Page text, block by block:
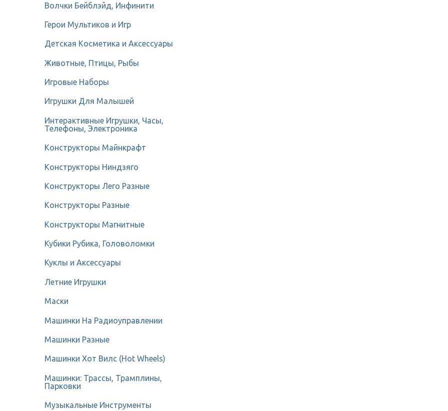
Волчки Бейблэйд, Инфинити
Герои Мультиков и Игр
Детcкая Косметика и Аксессуары
Животные, Птицы, Рыбы
Игровые Наборы
Игрушки Для Малышей
Интерактивные Игрушки, Часы,
Телефоны, Электроника
Конструкторы Майнкрафт
Конструкторы Ниндзяго
Конструкторы Лего Разные
Конструкторы Разные
Конструкторы Магнитные
Кубики Рубика, Головоломки
Куклы и Аксессуары
Летние Игрушки
Маски
Машинки На Радиоуправлении
Машинки Разные
Машинки Хот Вилс (Hot Wheels)
Машинки: Трассы, Трамплины,
Парковки
Музыкальные Инструменты